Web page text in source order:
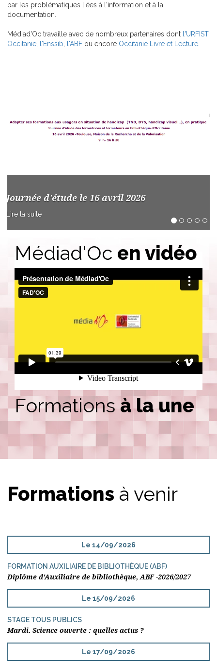
par les problématiques liées à l'information et à la
documentation.
Médiad'Oc travaille avec de nombreux partenaires dont l'URFIST
Occitanie
l'Enssib l'ABF ou encore Occitanie Livre et Lecture
Journée d'étude le 16 avril 2026
Lire la suite
Médiad'Oc en vidéo
Formations à la une
Formations à venir
Le 14/09/2026
FORMATION AUXILIAIRE DE BIBLIOTHÈQUE (ABF)
Diplôme d'Auxiliaire de bibliothèque, ABF -2026/2027
Le 15/09/2026
STAGE TOUS PUBLICS
Mardi. Science ouverte : quelles actus ?
Le 17/09/2026